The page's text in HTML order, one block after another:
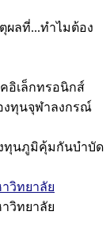
ผลที่...ทำไมต้อง
อิเล็กทรอนิกส์
งทุนจุฬาลงกรณ์
ทุนภูมิคุ้มกันบำบัด
วิทยาลัย
วิทยาลัย